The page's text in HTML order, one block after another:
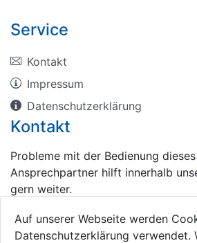
Auf unserer Webseite werden
Datenschutzerklärung verwendet.
Service
Kontakt
Impressum
Datenschutzerklärung
Kontakt
Probleme mit der Bedienung
Ansprechpartner hilft innerhalb
gern weiter.
Schönebeck (Elbe)
+49 3928 710-0